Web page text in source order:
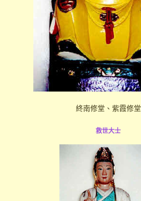
終南修堂、紫霞修堂
救世大士